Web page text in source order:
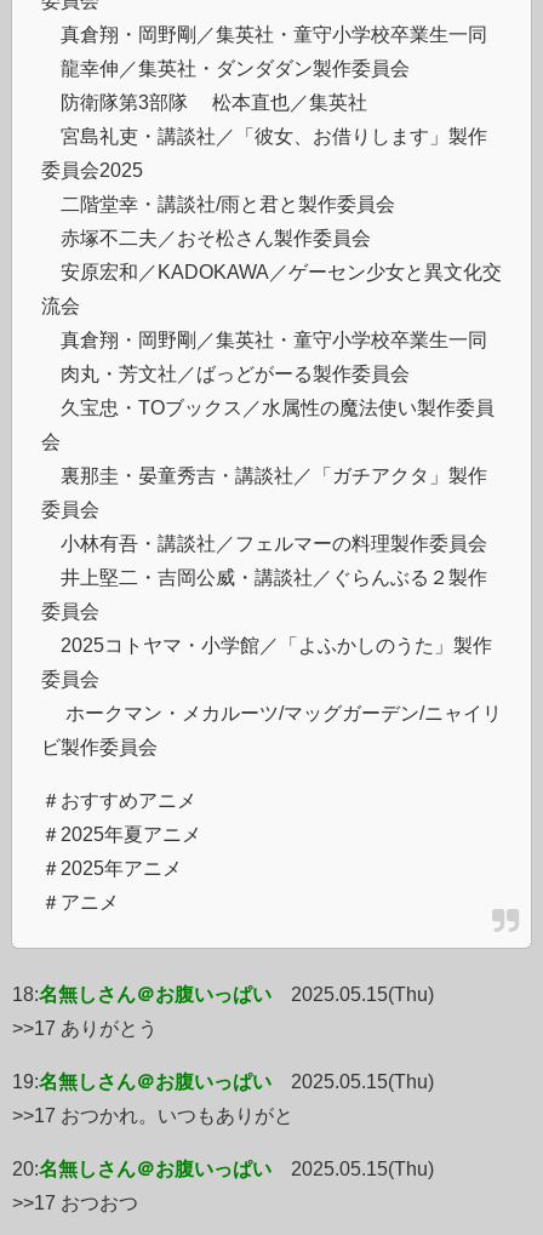
©︎真倉翔・岡野剛／集英社・童守小学校卒業生一同
©︎龍幸伸／集英社・ダンダダン製作委員会
©防衛隊第3部隊 ©松本直也／集英社
©︎宮島礼吏・講談社／「彼女、お借りします」製作
委員会2025
©︎二階堂幸・講談社/雨と君と製作委員会
©︎赤塚不二夫／おそ松さん製作委員会
©︎安原宏和／KADOKAWA／ゲーセン少女と異文化交
流会
©︎真倉翔・岡野剛／集英社・童守小学校卒業生一同
©︎肉丸・芳文社／ばっどがーる製作委員会
©︎久宝忠・TOブックス／水属性の魔法使い製作委員
会
©裏那圭・晏童秀吉・講談社／「ガチアクタ」製作
委員会
©小林有吾・講談社／フェルマーの料理製作委員会
©井上堅二・吉岡公威・講談社／ぐらんぶる２製作
委員会
©2025コトヤマ・小学館／「よふかしのうた」製作
委員会
© ホークマン・メカルーツ/マッグガーデン/ニャイリ
ビ製作委員会
＃おすすめアニメ
＃2025年夏アニメ
＃2025年アニメ
＃アニメ
18:名無しさん＠お腹いっぱい
2025.05.15(Thu)
>>17 ありがとう
19:名無しさん＠お腹いっぱい
2025.05.15(Thu)
>>17 おつかれ。いつもありがと
20:名無しさん＠お腹いっぱい
2025.05.15(Thu)
>>17 おつおつ